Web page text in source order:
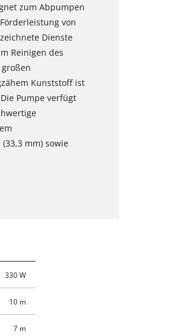
zum Abpumpen
von
Dienste
Reinigen des
Kunststoff ist
Pumpe verfügt
mm) sowie
330 W
10 m
7 m